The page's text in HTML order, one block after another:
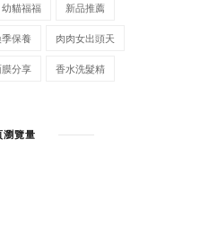
幼貓福福 新品推薦
保養 肉肉女出頭天
分享 香水洗髮精
瀏覽量